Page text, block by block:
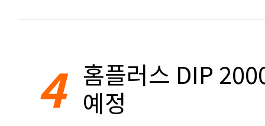
4 홈플러스 DIP
예정